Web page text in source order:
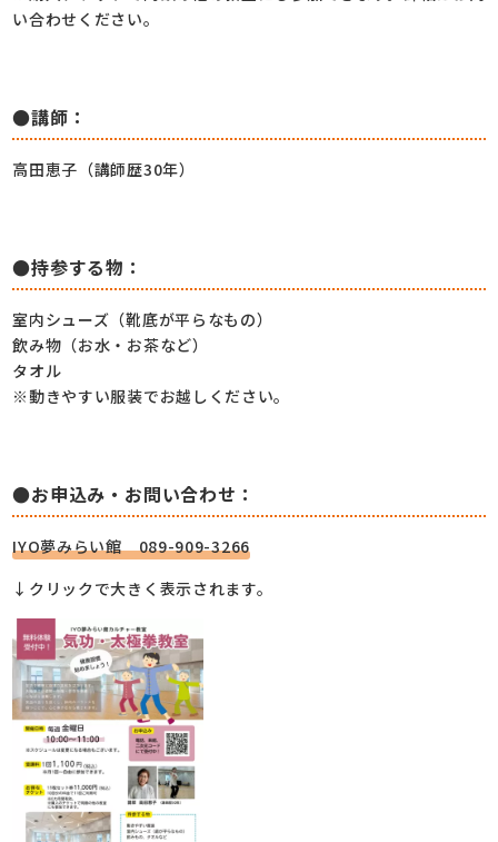
い合わせください。
●講師：
高田恵子（講師歴30年）
●持参する物：
室内シューズ（靴底が平らなもの）
飲み物（お水・お茶など）
タオル
※動きやすい服装でお越しください。
●お申込み・お問い合わせ：
IYO夢みらい館 089-909-3266
↓クリックで大きく表示されます。